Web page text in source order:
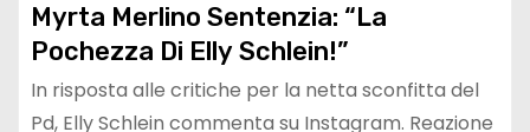
Myrta Merlino Sentenzia: “La
Pochezza Di Elly Schlein!”
In risposta alle critiche per la netta sconfitta del
Pd, Elly Schlein commenta su Instagram. Reazione